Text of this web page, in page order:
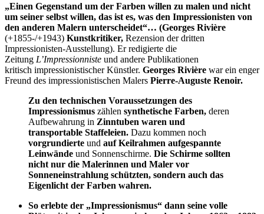
„Einen Gegenstand um der Farben willen zu malen und nicht
um seiner selbst willen, das ist es, was den Impressionisten von
den anderen Malern unterscheidet“… (Georges Rivière
(+1855-/+1943) Kunstkritiker, Rezension der dritten
Impressionisten-Ausstellung). Er redigierte die
Zeitung L’Impressionniste und andere Publikationen
kritisch impressionistischer Künstler. Georges Rivière war ein enger
Freund des impressionistischen Malers Pierre-Auguste Renoir.
Zu den technischen Voraussetzungen des
Impressionismus zählen synthetische Farben, deren
Aufbewahrung in Zinntuben waren und
transportable Staffeleien. Dazu kommen noch
vorgrundierte und auf Keilrahmen aufgespannte
Leinwände und Sonnenschirme. Die Schirme sollten
nicht nur die Malerinnen und Maler vor
Sonneneinstrahlung schützten, sondern auch das
Eigenlicht der Farben wahren.
So erlebte der „Impressionismus“ dann seine volle